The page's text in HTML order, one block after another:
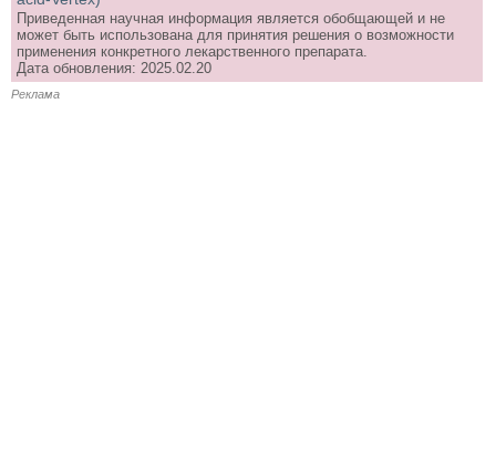
Приведенная научная информация является обобщающей и не
может быть использована для принятия решения о возможности
применения конкретного лекарственного препарата.
Дата обновления: 2025.02.20
Реклама